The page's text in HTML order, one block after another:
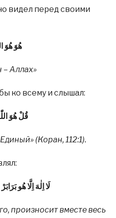
видел перед своими
هُوَ هُوَ
– Аллах»
ко всему и слышал:
قُلْ هُوَ
(Коран, 112:1).
لَا اِلٰهَ اِلَّا هُو
произносит вместе весь